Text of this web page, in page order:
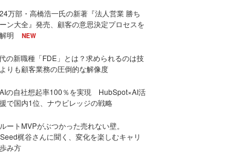
万部・高橋浩一氏の新著『法人営業 勝ち
ン大全』発売、顧客の意思決定プロセスを
明
NEW
の新職種「FDE」とは？求められるのは技
りも顧客業務の圧倒的な解像度
の自社想起率100％を実現 HubSpot×AI活
で国内1位、ナウビレッジの戦略
ートMVPがぶつかった売れない壁。
梶谷さんに聞く、変化を楽しむキャリ
み方